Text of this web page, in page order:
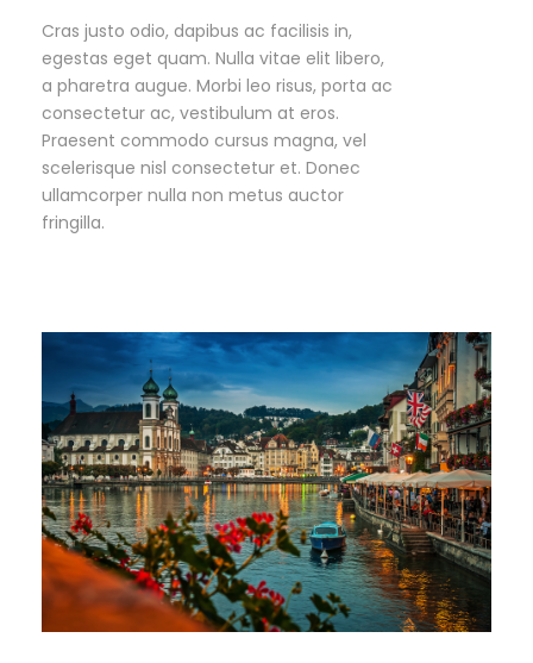
Cras justo odio, dapibus ac facilisis in,
egestas eget quam. Nulla vitae elit libero,
a pharetra augue. Morbi leo risus, porta ac
consectetur ac, vestibulum at eros.
Praesent commodo cursus magna, vel
scelerisque nisl consectetur et. Donec
ullamcorper nulla non metus auctor
fringilla.